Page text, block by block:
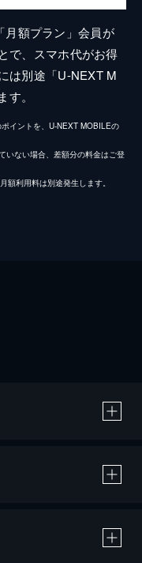
月額プラン」会員が
で、スマホ代がお得
は別途「U-NEXT M
。
イントを、U-NEXT MOBILEの
いない場合、差額分の料金はご登
額利用料は別途発生します。